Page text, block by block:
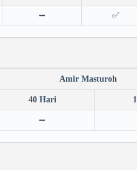
➖ ✅
Amir Masturoh
40 Hari
➖